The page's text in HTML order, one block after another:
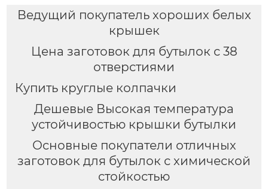
Ведущий покупатель хороших белых
крышек
Цена заготовок для бутылок с 38
отверстиями
Купить круглые колпачки
Дешевые Высокая температура
устойчивостью крышки бутылки
Основные покупатели отличных
заготовок для бутылок с химической
стойкостью